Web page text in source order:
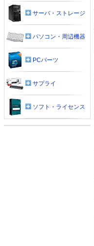
サーバ・ストレージ
パソコン・周辺機器
PCパーツ
サプライ
ソフト・ライセンス